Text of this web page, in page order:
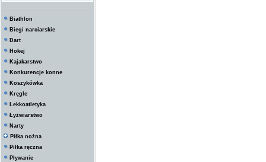
Biathlon
Biegi narciarskie
Dart
Hokej
Kajakarstwo
Konkurencje konne
Koszykówka
Kręgle
Lekkoatletyka
Łyżwiarstwo
Narty
Piłka nożna
Piłka ręczna
Pływanie